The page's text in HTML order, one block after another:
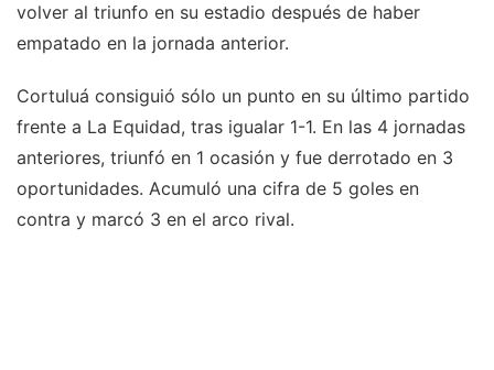
volver al triunfo en su estadio después de haber
empatado en la jornada anterior.
Cortuluá consiguió sólo un punto en su último partido
frente a La Equidad, tras igualar 1-1. En las 4 jornadas
anteriores, triunfó en 1 ocasión y fue derrotado en 3
oportunidades. Acumuló una cifra de 5 goles en
contra y marcó 3 en el arco rival.